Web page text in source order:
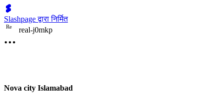
Slashpage द्वारा निर्मित
Re real-j0mkp
Nova city Islamabad